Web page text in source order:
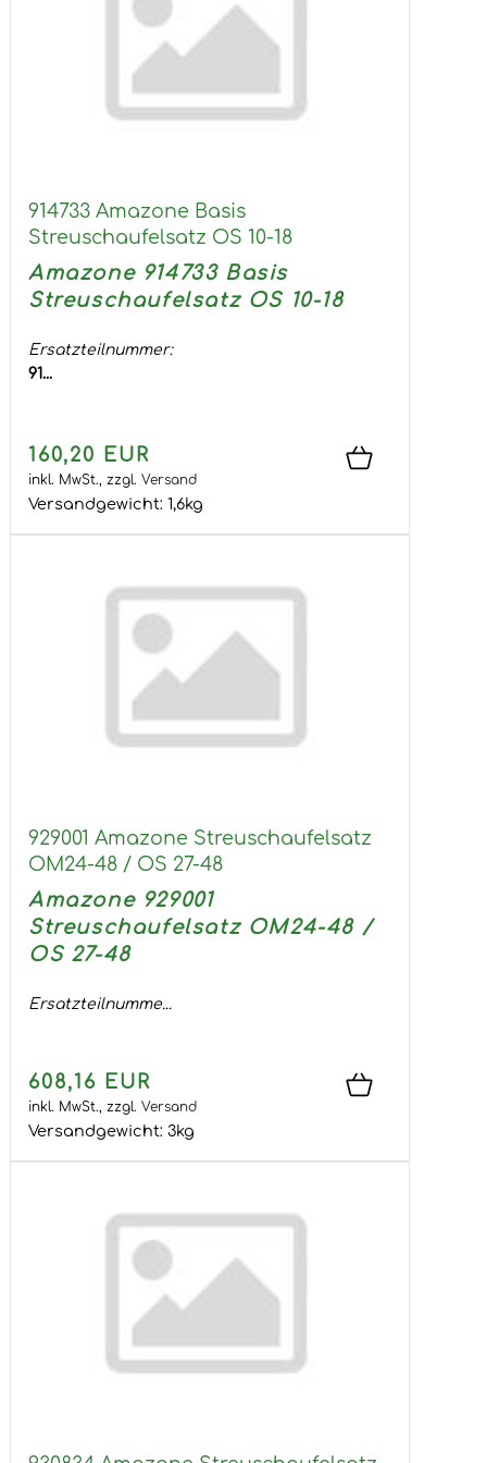
914733 Amazone Basis
Streuschaufelsatz OS 10-18
Amazone 914733 Basis
Streuschaufelsatz OS 10-18
Ersatzteilnummer:
91...
160,20 EUR
inkl. MwSt., zzgl. Versand
Versandgewicht: 1,6kg
929001 Amazone Streuschaufelsatz
OM24-48 / OS 27-48
Amazone 929001
Streuschaufelsatz OM24-48 /
OS 27-48
Ersatzteilnumme...
608,16 EUR
inkl. MwSt., zzgl. Versand
Versandgewicht: 3kg